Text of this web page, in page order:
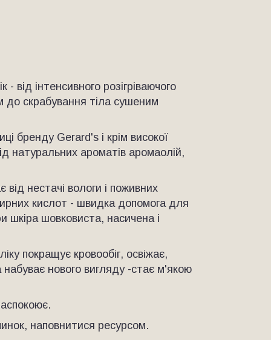
від інтенсивного розігріваючого
скрабування тіла сушеним
бренду Gerard's і крім високої
натуральних ароматів аромаолій,
нестачі вологи і поживних
кислот - швидка допомога для
шкіра шовковиста, насичена і
покращує кровообіг, освіжає,
набуває нового вигляду -стає м'якою
наповнитися ресурсом.